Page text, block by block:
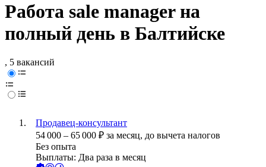
Работа sale manager на
полный день в Балтийске
, 5 вакансий
Продавец-консультант
54 000 – 65 000 ₽ за месяц, до вычета налогов
Без опыта
Выплаты: Два раза в месяц